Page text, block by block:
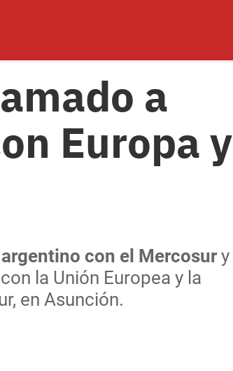
a
Europa y
con el Mercosury
la Unión Europea y la
en Asunción.